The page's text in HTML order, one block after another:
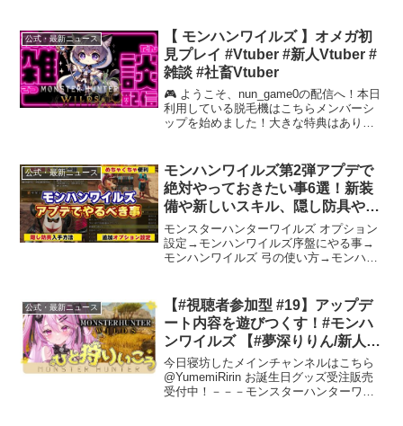
公式・最新ニュース
【 モンハンワイルズ 】オメガ初
見プレイ #Vtuber #新人Vtuber #
雑談 #社畜Vtuber
🎮 ようこそ、nun_game0の配信へ！本日
利用している脱毛機はこちらメンバーシ
ップを始めました！大きな特典はありま
す！気が向いたらスパチャしてもらえる
と嬉しいです＼...
公式・最新ニュース
モンハンワイルズ第2弾アプデで
絶対やっておきたい事6選！新装
備や新しいスキル、隠し防具や武
器の重ね着の入手方法や性能など
最新情報まとめ！アイテムBOXや
オプション設定も【モンスターハ
モンスターハンターワイルズ オプション
設定→モンハンワイルズ序盤にやる事→
モンハンワイルズ 弓の使い方→モンハン
Wildsの新情報の解説・攻略・小ネタ...
公式・最新ニュース
【#視聴者参加型 #19】アップデ
ート内容を遊びつくす！#モンハ
ンワイルズ 【#夢深りりん/新人
Vtuber】
今日寝坊したメインチャンネルはこちら
@YumemiRirin お誕生日グッズ受注販売
受付中！－－－モンスターハンターワイ